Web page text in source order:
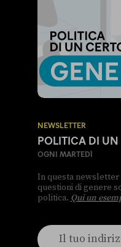
NEWSLETTER
POLITICA DI UN
OGNI MARTEDÌ
In questa newsletter
questioni di genere
politica. Qui un